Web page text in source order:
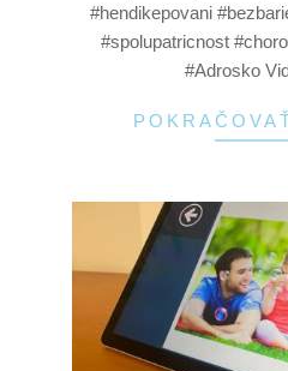
#hendikepovani
#spolupatricnost
#Adrosko